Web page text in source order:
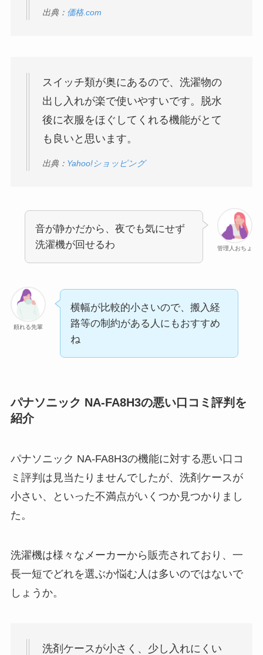
出典： 価格.com
スイッチ類が奥にあるので、洗濯物の
出し入れが楽で使いやすいです。脱水
後に衣服をほぐしてくれる機能がとて
も良いと思います。
出典： Yahoo!ショッピング
管理人おちょ
音が静かだから、夜でも気にせず
洗濯機が回せるわ
頼れる先輩
横幅が比較的小さいので、搬入経
路等の制約がある人にもおすすめ
ね
パナソニック NA-FA8H3の悪い口コミ評判を
紹介
パナソニック NA-FA8H3の機能に対する悪い口コ
ミ評判は見当たりませんでしたが、洗剤ケースが
小さい、といった不満点がいくつか見つかりまし
た。
洗濯機は様々なメーカーから販売されており、一
長一短でどれを選ぶか悩む人は多いのではないで
しょうか。
洗剤ケースが小さく、少し入れにくい